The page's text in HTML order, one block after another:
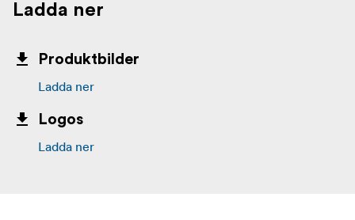
Ladda ner
Produktbilder
Ladda ner
Logos
Ladda ner